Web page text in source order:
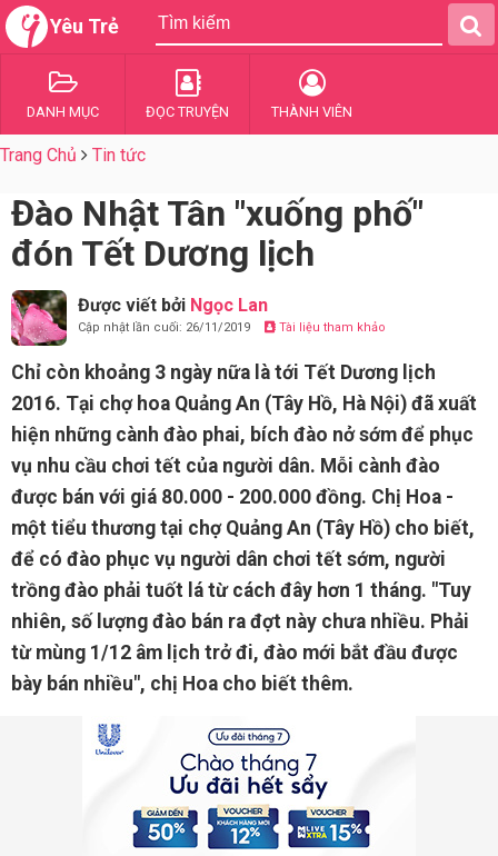
Yêu Trẻ
DANH MỤC ĐỌC TRUYỆN THÀNH VIÊN
Trang Chủ Tin tức
Đào Nhật Tân "xuống phố"
đón Tết Dương lịch
Được viết bởi Ngọc Lan
Cập nhật lần cuối: 26/11/2019 Tài liệu tham khảo
Chỉ còn khoảng 3 ngày nữa là tới Tết Dương lịch
2016. Tại chợ hoa Quảng An (Tây Hồ, Hà Nội) đã xuất
hiện những cành đào phai, bích đào nở sớm để phục
vụ nhu cầu chơi tết của người dân. Mỗi cành đào
được bán với giá 80.000 - 200.000 đồng. Chị Hoa -
một tiểu thương tại chợ Quảng An (Tây Hồ) cho biết,
để có đào phục vụ người dân chơi tết sớm, người
trồng đào phải tuốt lá từ cách đây hơn 1 tháng. "Tuy
nhiên, số lượng đào bán ra đợt này chưa nhiều. Phải
từ mùng 1/12 âm lịch trở đi, đào mới bắt đầu được
bày bán nhiều", chị Hoa cho biết thêm.